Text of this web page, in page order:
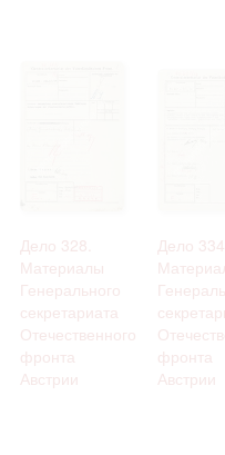
Дело 328.
Материалы
Генерального
секретариата
Отечественного
фронта
Австрии
Дело
фронта
Австрии